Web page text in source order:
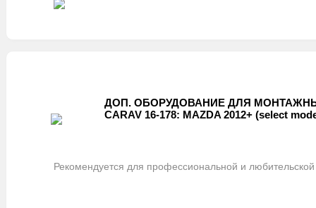
ДОП. ОБОРУДОВАНИЕ ДЛЯ
CARAV 16-178: MAZDA 2012+ (select
Рекомендуется для профессиональной и